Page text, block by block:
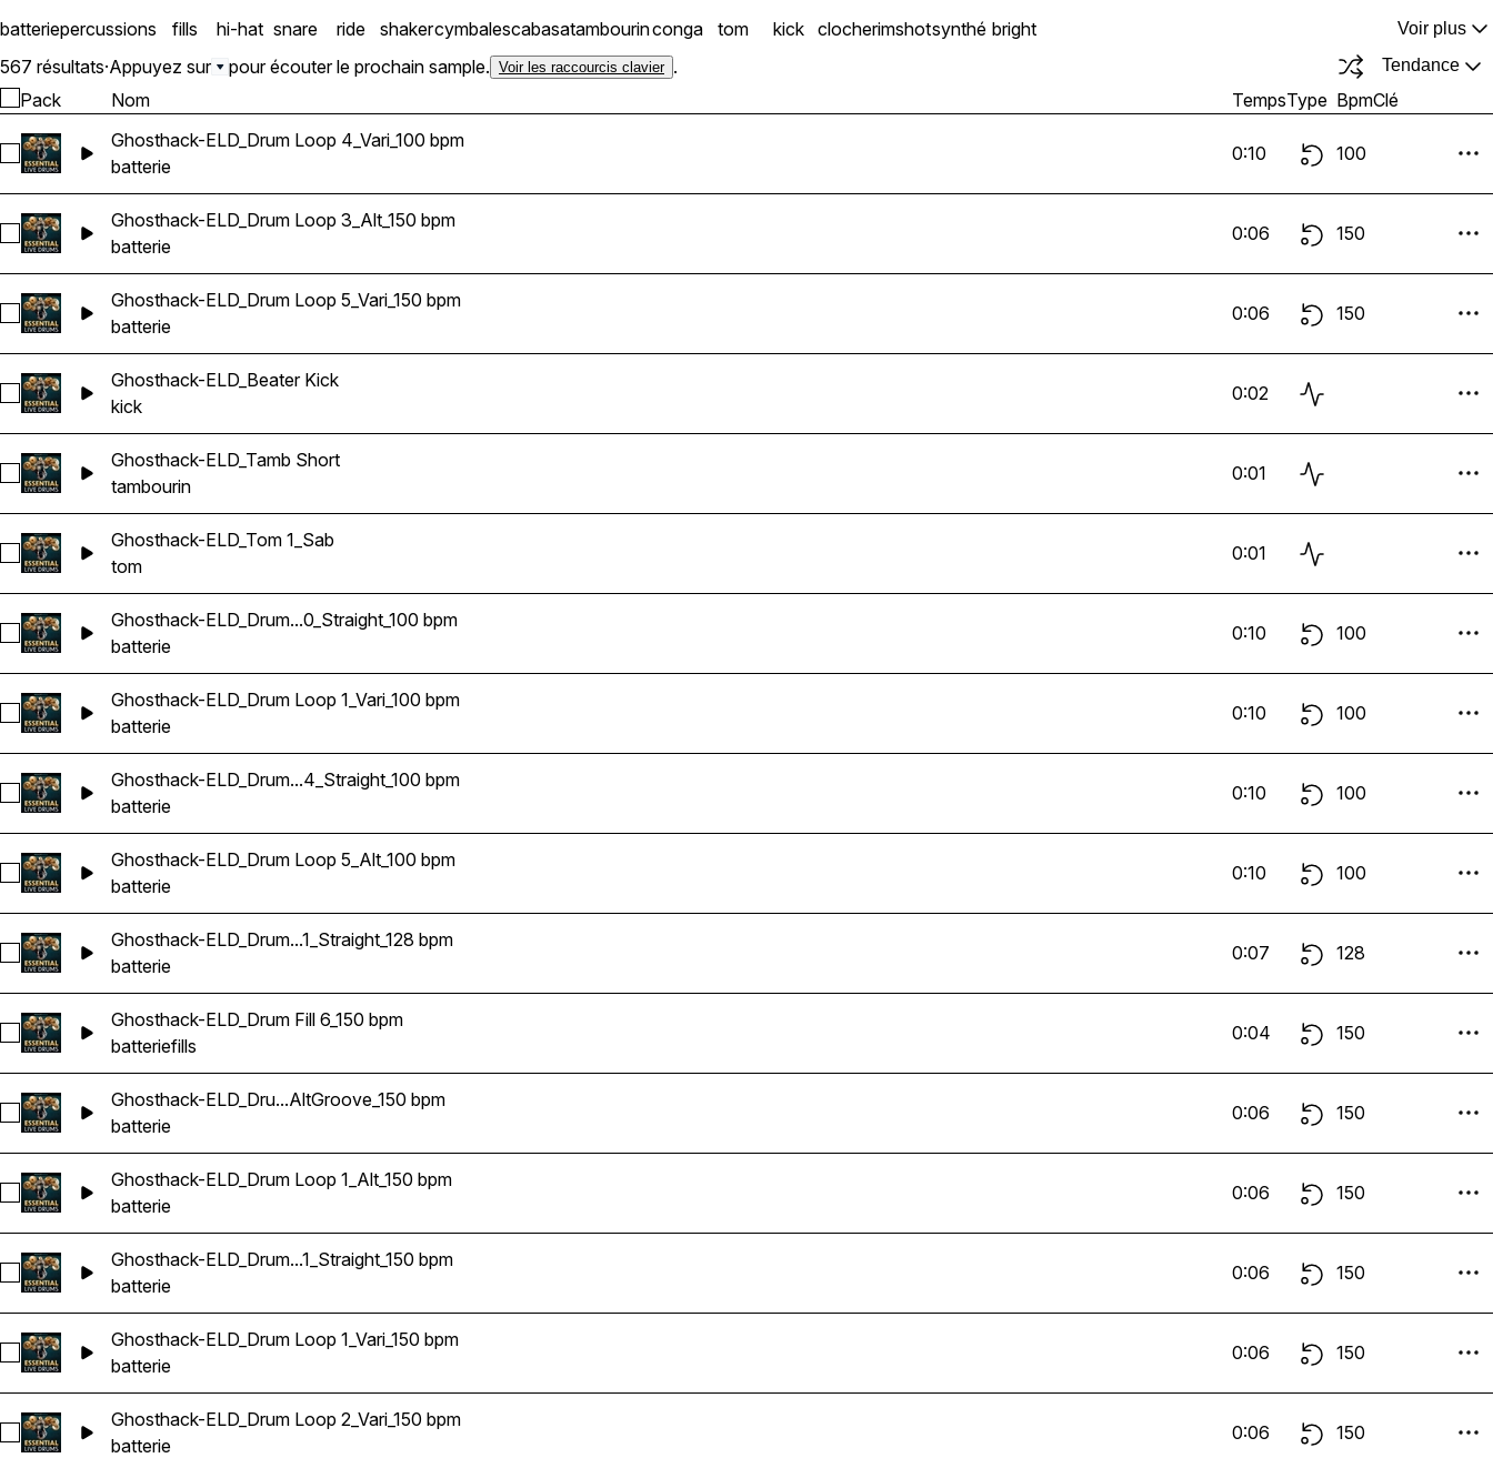
batteriepercussions fills hi-hat snare ride shakercymbalescabasatambourinconga tom kick clocherimshotsynthé bright Voir plus
567 résultats·Appuyez sur pour écouter le prochain sample. Voir les raccourcis clavier . Tendance
Pack Nom TempsType BpmClé
Sélectionnez Ghosthack-ELD_Drum Loop 4_Vari_100 bpm
Ghosthack-ELD_Drum Loop 4_Vari_100 bpm
batterie
0:10 100
Sélectionnez Ghosthack-ELD_Drum Loop 3_Alt_150 bpm
Ghosthack-ELD_Drum Loop 3_Alt_150 bpm
batterie
0:06 150
Sélectionnez Ghosthack-ELD_Drum Loop 5_Vari_150 bpm
Ghosthack-ELD_Drum Loop 5_Vari_150 bpm
batterie
0:06 150
Sélectionnez Ghosthack-ELD_Beater Kick
Ghosthack-ELD_Beater Kick
kick
0:02
Sélectionnez Ghosthack-ELD_Tamb Short
Ghosthack-ELD_Tamb Short
tambourin
0:01
Sélectionnez Ghosthack-ELD_Tom 1_Sab
Ghosthack-ELD_Tom 1_Sab
tom
0:01
Sélectionnez Ghosthack-ELD_Drum Loop 10_Straight_100 bpm
Ghosthack-ELD_Drum...0_Straight_100 bpm
batterie
0:10 100
Sélectionnez Ghosthack-ELD_Drum Loop 1_Vari_100 bpm
Ghosthack-ELD_Drum Loop 1_Vari_100 bpm
batterie
0:10 100
Sélectionnez Ghosthack-ELD_Drum Loop 4_Straight_100 bpm
Ghosthack-ELD_Drum...4_Straight_100 bpm
batterie
0:10 100
Sélectionnez Ghosthack-ELD_Drum Loop 5_Alt_100 bpm
Ghosthack-ELD_Drum Loop 5_Alt_100 bpm
batterie
0:10 100
Sélectionnez Ghosthack-ELD_Drum Loop 1_Straight_128 bpm
Ghosthack-ELD_Drum...1_Straight_128 bpm
batterie
0:07 128
Sélectionnez Ghosthack-ELD_Drum Fill 6_150 bpm
Ghosthack-ELD_Drum Fill 6_150 bpm
batteriefills
0:04 150
Sélectionnez Ghosthack-ELD_Drum Loop 1_AltGroove_150 bpm
Ghosthack-ELD_Dru...AltGroove_150 bpm
batterie
0:06 150
Sélectionnez Ghosthack-ELD_Drum Loop 1_Alt_150 bpm
Ghosthack-ELD_Drum Loop 1_Alt_150 bpm
batterie
0:06 150
Sélectionnez Ghosthack-ELD_Drum Loop 1_Straight_150 bpm
Ghosthack-ELD_Drum...1_Straight_150 bpm
batterie
0:06 150
Sélectionnez Ghosthack-ELD_Drum Loop 1_Vari_150 bpm
Ghosthack-ELD_Drum Loop 1_Vari_150 bpm
batterie
0:06 150
Sélectionnez Ghosthack-ELD_Drum Loop 2_Vari_150 bpm
Ghosthack-ELD_Drum Loop 2_Vari_150 bpm
batterie
0:06 150